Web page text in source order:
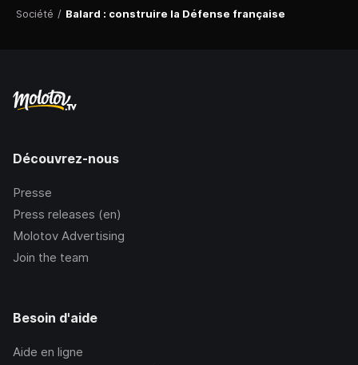
Société / Balard : construire la Défense française
Découvrez-nous
Presse
Press releases (en)
Molotov Advertising
Join the team
Besoin d'aide
Aide en ligne